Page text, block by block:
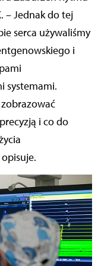
– Jednak do tej
serca używaliśmy
i
systemami.
i co do